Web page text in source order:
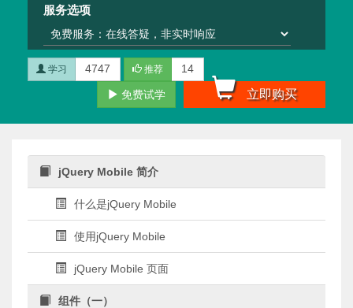
服务选项
学习 4747 推荐 14
立即购买
免费试学
jQuery Mobile 简介
什么是jQuery Mobile
使用jQuery Mobile
jQuery Mobile 页面
组件（一）